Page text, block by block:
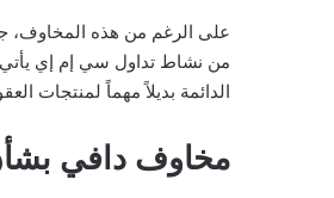
من نشاط تداول سي إم إي يأتي
الدائمة بديلاً مهماً لمنتجات
مخاوف دافي